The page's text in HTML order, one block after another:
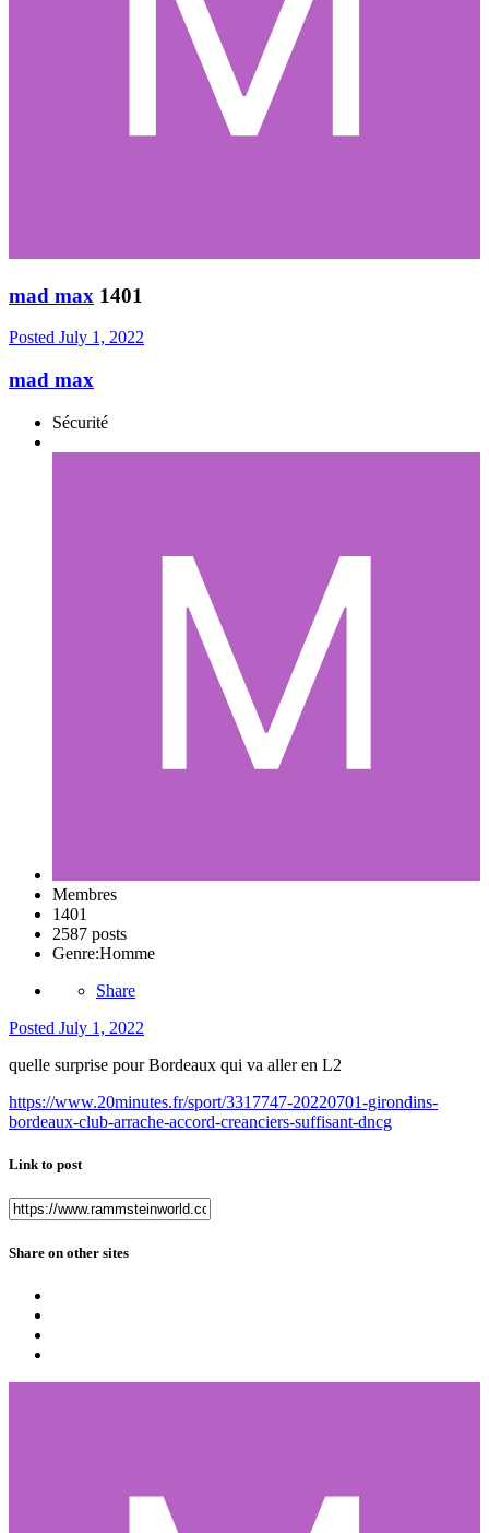
mad max 1401
Posted July 1, 2022
mad max
Sécurité
Membres
1401
2587 posts
Genre:Homme
Share
Posted July 1, 2022
quelle surprise pour Bordeaux qui va aller en L2
https://www.20minutes.fr/sport/3317747-20220701-girondins-
bordeaux-club-arrache-accord-creanciers-suffisant-dncg
Link to post
Share on other sites